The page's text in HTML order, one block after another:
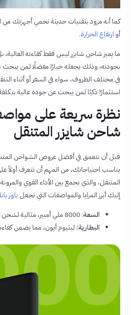
كما أنه مزود بتقنيات حديثة تحمي أجهزتك من
أو ارتفاع الحرارة.
ما يميز شاحن شايزر ليس فقط كفاءته
بجودته، وذلك يجعله خيارًا مفضلًا لمن
في مختلف الظروف، سواء في السفر أو أثناء
استثمارًا ذكيًا لمن يبحث عن جودة عالية
نظرة سريعة على
شاحن شايزر المتنقل
قبل أن نتعمق في أفضل عروض الشواحن
يناسب احتياجاتك، من المهم أن تتعرف أولاً
المتنقل، والذي يجمع بين الأداء القوي
إليك أبرز المزايا والمواصفات التي تجعل باور
السعة: 8000 ملي أمبير، مثالية لشحن الأجهزة عدة مرات.
البطارية: ليثيوم أيون، مما يضمن